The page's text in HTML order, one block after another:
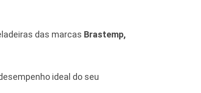
das marcas Brastemp,
ideal do seu